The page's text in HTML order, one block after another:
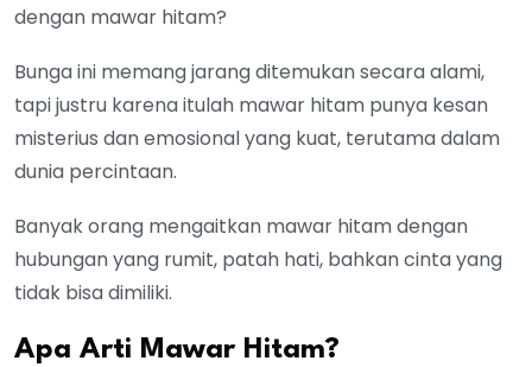
dengan mawar hitam?
Bunga ini memang jarang ditemukan secara alami,
tapi justru karena itulah mawar hitam punya kesan
misterius dan emosional yang kuat, terutama dalam
dunia percintaan.
Banyak orang mengaitkan mawar hitam dengan
hubungan yang rumit, patah hati, bahkan cinta yang
tidak bisa dimiliki.
Apa Arti Mawar Hitam?